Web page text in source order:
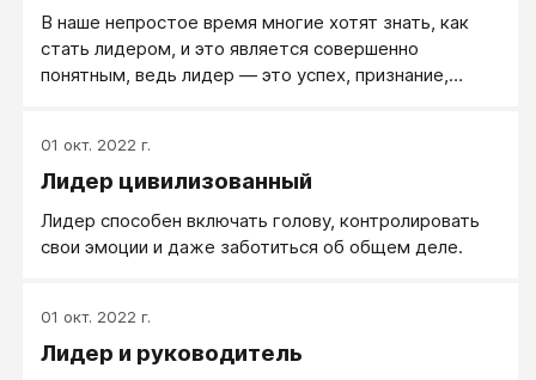
В наше непростое время многие хотят знать, как
стать лидером, и это является совершенно
понятным, ведь лидер — это успех, признание,
01 окт. 2022 г.
Лидер цивилизованный
Лидер способен включать голову, контролировать
свои эмоции и даже заботиться об общем деле.
01 окт. 2022 г.
Лидер и руководитель